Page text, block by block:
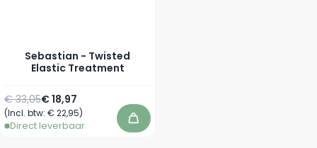
Sebastian - Twisted
Elastic Treatment
Vanaf
€ 18,97
Normale prijs
€ 33,05
(Incl. btw: € 22,95)
Direct leverbaar In winkelwagen